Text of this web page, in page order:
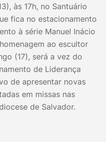
às 17h, no Santuário
fica no estacionamento
à série Manuel Inácio
ao escultor
(17), será a vez do
de Liderança
de apresentar novas
em missas nas
de Salvador.